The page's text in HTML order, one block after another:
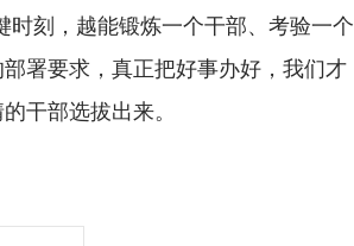
刻，越能锻炼一个干部、考验一个
署要求，真正把好事办好，我们才
干部选拔出来。